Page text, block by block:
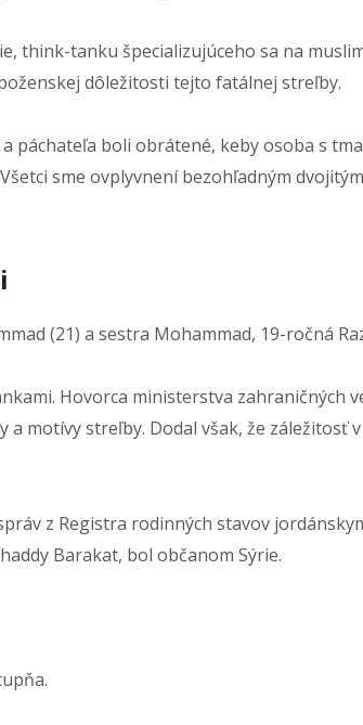
think-tanku špecializujúceho sa na
dôležitosti tejto fatálnej streľby.
páchateľa boli obrátené, keby osoba s
sme ovplyvnení bezohľadným
(21) a sestra Mohammad, 19-ročná
Hovorca ministerstva zahraničných
motívy streľby. Dodal však, že záležitosť
z Registra rodinných stavov
Barakat, bol občanom Sýrie.